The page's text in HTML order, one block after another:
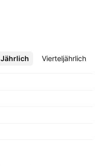
Jährlich Vierteljährlich
Mehr